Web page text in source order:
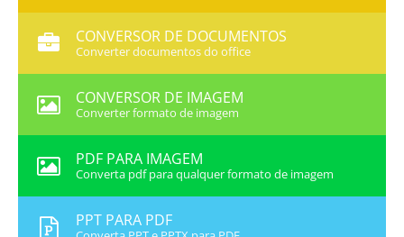
CONVERSOR DE DOCUMENTOS
Converter documentos do office
CONVERSOR DE IMAGEM
Converter formato de imagem
PDF PARA IMAGEM
Converta pdf para qualquer formato de imagem
PPT PARA PDF